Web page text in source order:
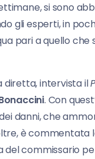
si sono
gli esperti, in
pari a quello che
diretta, intervista il
. Con
danni, che
è commentata
commissario